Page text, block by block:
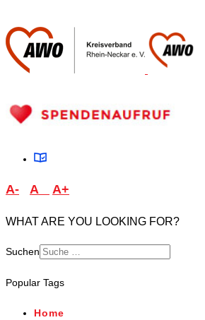
A- A A+
WHAT ARE YOU LOOKING FOR?
Suchen
for results.
Popular Tags
Home